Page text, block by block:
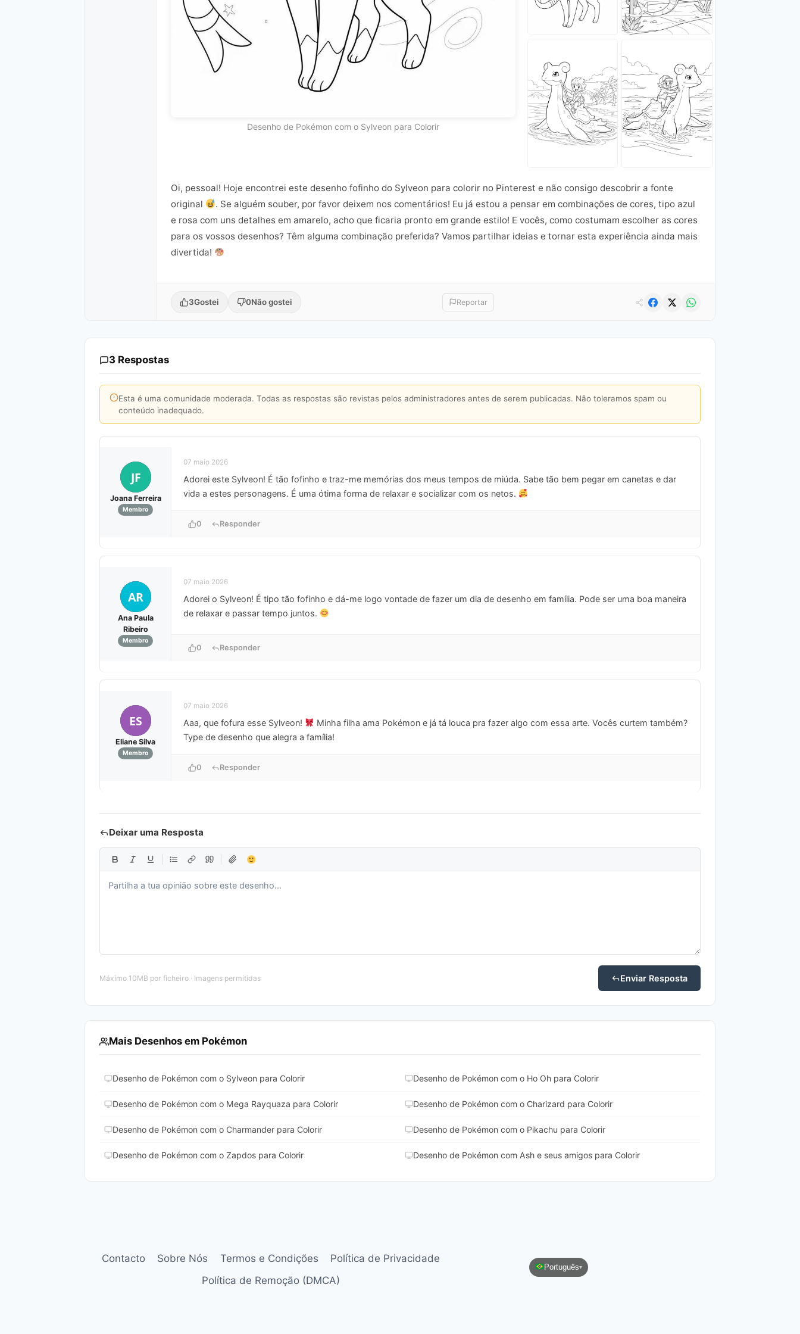
Desenho de Pokémon com o Sylveon para Colorir
Oi, pessoal! Hoje encontrei este desenho fofinho do Sylveon para colorir no Pinterest e não consigo descobrir a fonte
original
. Se alguém souber, por favor deixem nos comentários! Eu já estou a pensar em combinações de cores, tipo azul
e rosa com uns detalhes em amarelo, acho que ficaria pronto em grande estilo! E vocês, como costumam escolher as cores
para os vossos desenhos? Têm alguma combinação preferida? Vamos partilhar ideias e tornar esta experiência ainda mais
divertida!
3Gostei 0Não gostei Reportar
3 Respostas
Esta é uma comunidade moderada. Todas as respostas são revistas pelos administradores antes de serem publicadas. Não toleramos spam ou
conteúdo inadequado.
JF
Joana Ferreira
Membro
07 maio 2026
Adorei este Sylveon! É tão fofinho e traz-me memórias dos meus tempos de miúda. Sabe tão bem pegar em canetas e dar
vida a estes personagens. É uma ótima forma de relaxar e socializar com os netos.
0 Responder
AR
Ana Paula
Ribeiro
Membro
07 maio 2026
Adorei o Sylveon! É tipo tão fofinho e dá-me logo vontade de fazer um dia de desenho em família. Pode ser uma boa maneira
de relaxar e passar tempo juntos.
0 Responder
ES
Eliane Silva
Membro
07 maio 2026
Aaa, que fofura esse Sylveon!
Minha filha ama Pokémon e já tá louca pra fazer algo com essa arte. Vocês curtem também?
Type de desenho que alegra a família!
0 Responder
Deixar uma Resposta
Máximo 10MB por ficheiro · Imagens permitidas Enviar Resposta
Mais Desenhos em Pokémon
Desenho de Pokémon com o Sylveon para Colorir Desenho de Pokémon com o Ho Oh para Colorir
Desenho de Pokémon com o Mega Rayquaza para Colorir Desenho de Pokémon com o Charizard para Colorir
Desenho de Pokémon com o Charmander para Colorir Desenho de Pokémon com o Pikachu para Colorir
Desenho de Pokémon com o Zapdos para Colorir Desenho de Pokémon com Ash e seus amigos para Colorir
Contacto Sobre Nós Termos e Condições
Política de Privacidade
Política de Remoção (DMCA)
Português▾